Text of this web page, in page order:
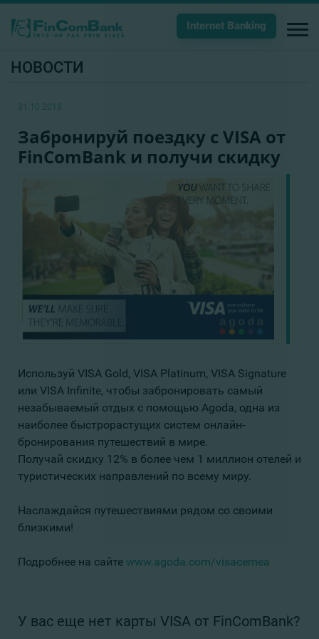
Internet Banking
НОВОСТИ
31.10.2018
Забронируй поездку с VISA от
FinComBank и получи скидку
Используй VISA Gold, VISA Platinum, VISA Signature
или VISA Infinite, чтобы забронировать самый
незабываемый отдых с помощью Agoda, одна из
наиболее быстрорастущих систем онлайн-
бронирования путешествий в мире.
Получай скидку 12% в более чем 1 миллион отелей и
туристических направлений по всему миру.
Наслаждайся путешествиями рядом со своими
близкими!
Подробнее на сайте www.agoda.com/visacemea
У вас еще нет карты VISA от FinComBank?